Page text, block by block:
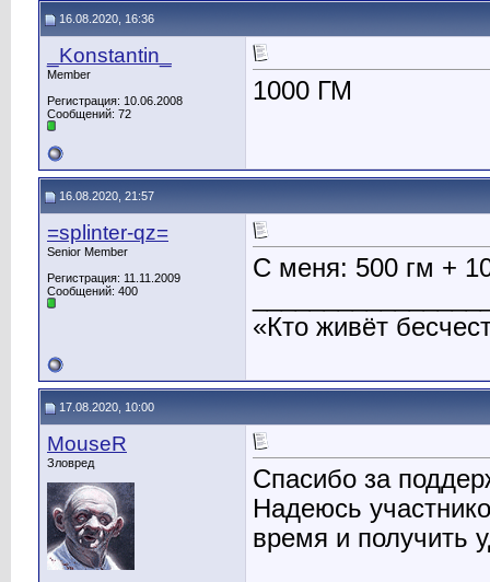
16.08.2020, 16:36
_Konstantin_
Member
Регистрация: 10.06.2008
Сообщений: 72
1000 ГМ
16.08.2020, 21:57
=splinter-qz=
Senior Member
Регистрация: 11.11.2009
Сообщений: 400
С меня: 500 гм +
«Кто живёт
17.08.2020, 10:00
MouseR
Зловред
Спасибо за
Надеюсь
время и получить